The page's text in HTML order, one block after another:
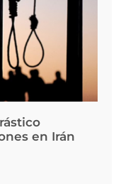
en Irán